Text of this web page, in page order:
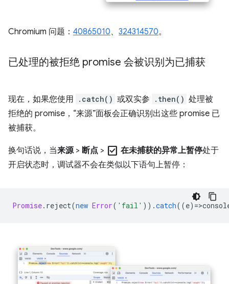
Chromium 问题： 40865010、 324314570。
已处理的被拒绝 promise 会被识别为已捕获
现在，如果您使用 .catch() 或双实参 .then() 处理被
拒绝的 promise，“来源”面板会正确识别出这些 promise 已
被捕获。
换句话说，当来源> 断点 > check_box 在未捕获的异常上暂停处于
开启状态时，调试器不会在类似以下语句上暂停：
Promise. reject(new Error( 'fail' )).catch((e) =>